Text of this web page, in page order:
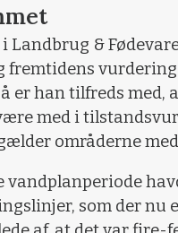
Landbrug &
fremtidens
er han tilfreds med,
med i
områderne
vandplanperiode
som der nu